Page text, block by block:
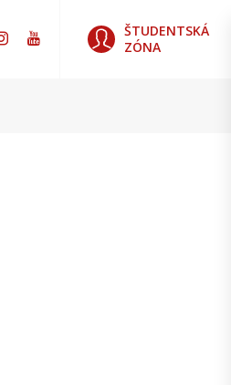
ŠTUDENTSKÁ
ZÓNA